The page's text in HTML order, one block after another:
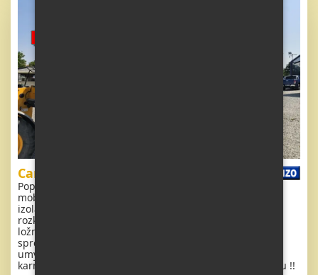
Carnaby Belvedere
Popis: Extra široký, KRÁSNÝ, kompletně vybavený
mobilheim 11,1 x 3,7m se dvěma vchody, DVOJITÝMI (
izolačními ) OKNY A DVEŘMI - dithermy. Obývací pokoj (
rozkládací sedačka ), jídelní kout, kuchyň ve tvaru U,
ložnice ( dvoulůžko ), pokoj ( 2 lůžka ), koupelna se
sprchovým koutem s pevnou zástěnou + wc, druhé wc s
umyvadlem zvlášť. Plynový krb + el. přímotop, plynová
karma na ohřev vody. Zvýšený strop v celém mobilheimu !!